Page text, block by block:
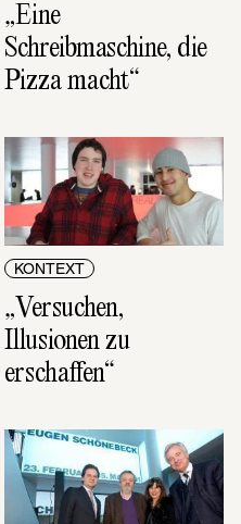
„Eine
Schreibmaschine, die
Pizza macht“
KONTEXT
„Versuchen,
Illusionen zu
erschaffen“